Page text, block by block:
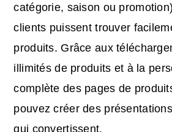
catégorie, saison ou
clients puissent trouver
produits. Grâce aux
illimités de produits et à la
complète des pages de
pouvez créer des
qui convertissent.